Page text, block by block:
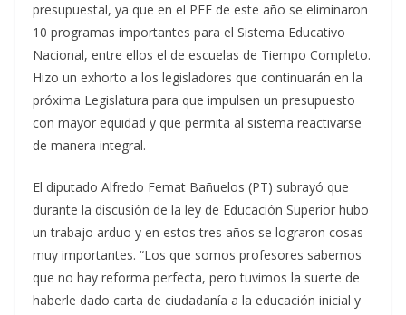
presupuestal, ya que en el PEF de este año se eliminaron
10 programas importantes para el Sistema Educativo
Nacional, entre ellos el de escuelas de Tiempo Completo.
Hizo un exhorto a los legisladores que continuarán en la
próxima Legislatura para que impulsen un presupuesto
con mayor equidad y que permita al sistema reactivarse
de manera integral.
El diputado Alfredo Femat Bañuelos (PT) subrayó que
durante la discusión de la ley de Educación Superior hubo
un trabajo arduo y en estos tres años se lograron cosas
muy importantes. “Los que somos profesores sabemos
que no hay reforma perfecta, pero tuvimos la suerte de
haberle dado carta de ciudadanía a la educación inicial y